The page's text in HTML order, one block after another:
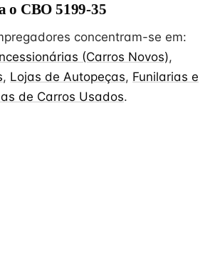
o CBO 5199-35
concentram-se em:
(Carros Novos),
, Lojas de Autopeças, Funilarias e
de Carros Usados.